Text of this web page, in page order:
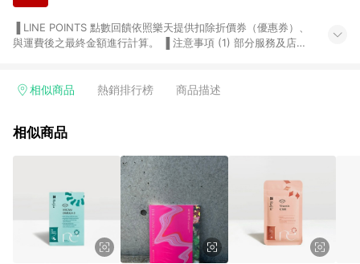
與運費後之最終金額進行計算。 ▐ 注意事項 (1) 部分服務及店家
Smart mobile、神腦生活、JS巨盛、樂天KOBO電子書，請詳閱
台灣樂天市場，並在同一瀏覽器於24小時內結帳，才享有 LINE
市場 45 天內完成訂單出貨及結帳，則不符合贈點資格。 (4) 如
使用APP、或中途瀏覽比價網、回饋網、Google等其他網頁、或
由網頁版(電腦版/手機版網頁)切換為App都將會造成追蹤中斷而
無法進行 LINE POINTS 回饋。 (5) LINE 購物為購物資訊整合性
平台，商品資料更新會有時間差，如顯示之商品規格、顏色、價
位、贈品與台灣樂天市場銷售網頁不符，以銷售網頁標示為準。
(6) 導購訂單已逾 365 天，根據台灣樂天回饋規定，逾期訂單將
相似商品 熱銷排行榜 商品描述
相似商品